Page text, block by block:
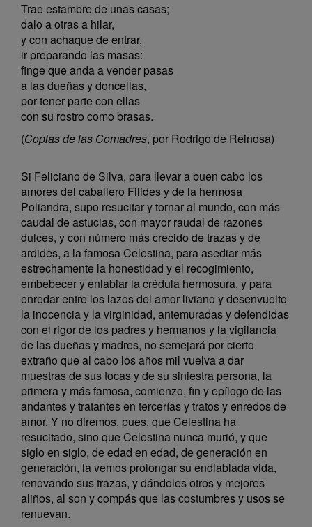
Trae estambre de unas casas;
dalo a otras a hilar,
y con achaque de entrar,
ir preparando las masas:
finge que anda a vender pasas
a las dueñas y doncellas,
por tener parte con ellas
con su rostro como brasas.
(Coplas de las Comadres, por Rodrigo de Reinosa)
Si Feliciano de Silva, para llevar a buen cabo los
amores del caballero Filides y de la hermosa
Poliandra, supo resucitar y tornar al mundo, con más
caudal de astucias, con mayor raudal de razones
dulces, y con número más crecido de trazas y de
ardides, a la famosa Celestina, para asediar más
estrechamente la honestidad y el recogimiento,
embebecer y enlabiar la crédula hermosura, y para
enredar entre los lazos del amor liviano y desenvuelto
la inocencia y la virginidad, antemuradas y defendidas
con el rigor de los padres y hermanos y la vigilancia
de las dueñas y madres, no semejará por cierto
extraño que al cabo los años mil vuelva a dar
muestras de sus tocas y de su siniestra persona, la
primera y más famosa, comienzo, fin y epílogo de las
andantes y tratantes en tercerías y tratos y enredos de
amor. Y no diremos, pues, que Celestina ha
resucitado, sino que Celestina nunca murió, y que
siglo en siglo, de edad en edad, de generación en
generación, la vemos prolongar su endiablada vida,
renovando sus trazas, y dándoles otros y mejores
aliños, al son y compás que las costumbres y usos se
renuevan.